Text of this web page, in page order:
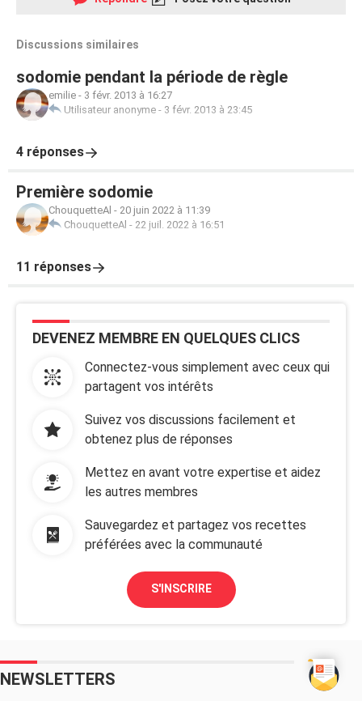
Discussions similaires
sodomie pendant la période de règle
emilie - 3 févr. 2013 à 16:27
Utilisateur anonyme - 3 févr. 2013 à 23:45
4 réponses
Première sodomie
ChouquetteAl - 20 juin 2022 à 11:39
ChouquetteAl - 22 juil. 2022 à 16:51
11 réponses
DEVENEZ MEMBRE EN QUELQUES CLICS
Connectez-vous simplement avec ceux qui
partagent vos intérêts
Suivez vos discussions facilement et
obtenez plus de réponses
Mettez en avant votre expertise et aidez
les autres membres
Sauvegardez et partagez vos recettes
préférées avec la communauté
S'INSCRIRE
NEWSLETTERS